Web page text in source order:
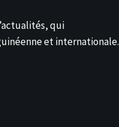
qui
et internationale.